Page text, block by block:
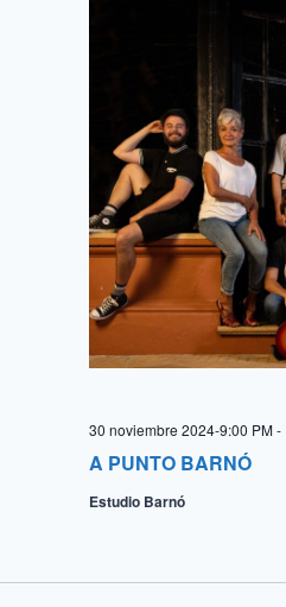
A PUNTO BARNÓ
30 noviembre 2024-9:00 PM-
Estudio Barnó